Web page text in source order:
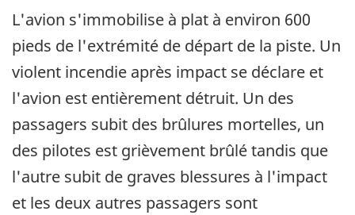
L'avion s'immobilise à plat à environ 600
pieds de l'extrémité de départ de la piste. Un
violent incendie après impact se déclare et
l'avion est entièrement détruit. Un des
passagers subit des brûlures mortelles, un
des pilotes est grièvement brûlé tandis que
l'autre subit de graves blessures à l'impact
et les deux autres passagers sont